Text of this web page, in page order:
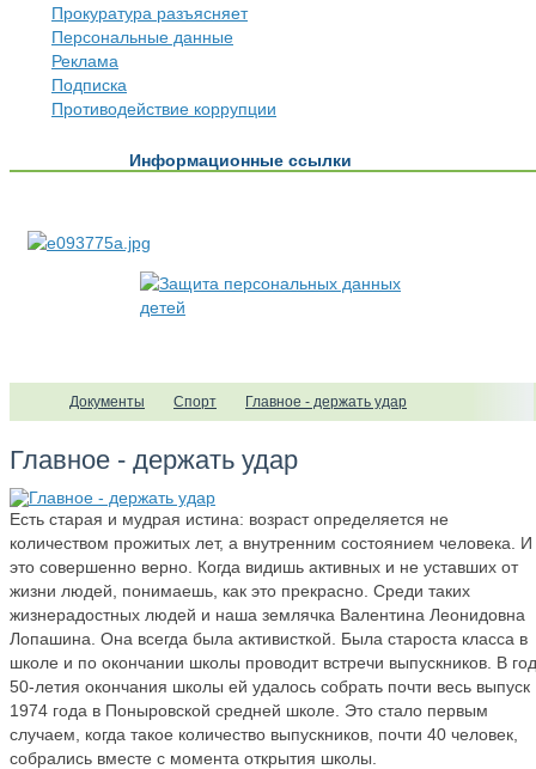
Прокуратура разъясняет
Персональные данные
Реклама
Подписка
Противодействие коррупции
Информационные ссылки
Документы Спорт Главное - держать удар
Главное - держать удар
Есть старая и мудрая истина: возраст определяется не
количеством прожитых лет, а внутренним состоянием человека. И
это совершенно верно. Когда видишь активных и не уставших от
жизни людей, понимаешь, как это прекрасно. Среди таких
жизнерадостных людей и наша землячка Валентина Леонидовна
Лопашина. Она всегда была активисткой. Была староста класса в
школе и по окончании школы проводит встречи выпускников. В год
50-летия окончания школы ей удалось собрать почти весь выпуск
1974 года в Поныровской средней школе. Это стало первым
случаем, когда такое количество выпускников, почти 40 человек,
собрались вместе с момента открытия школы.